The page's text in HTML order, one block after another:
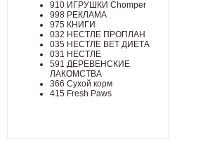
910 ИГРУШКИ Chomper
998 РЕКЛАМА
975 КНИГИ
032 НЕСТЛЕ ПРОПЛАН
035 НЕСТЛЕ ВЕТ ДИЕТА
031 НЕСТЛЕ
591 ДЕРЕВЕНСКИЕ
ЛАКОМСТВА
366 Сухой корм
415 Fresh Paws